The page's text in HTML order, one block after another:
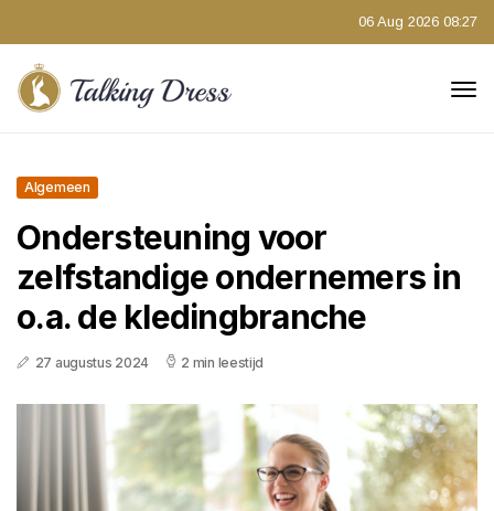
06 Aug 2026 08:27
Algemeen
Ondersteuning voor
zelfstandige ondernemers in
o.a. de kledingbranche
27 augustus 2024 2 min leestijd